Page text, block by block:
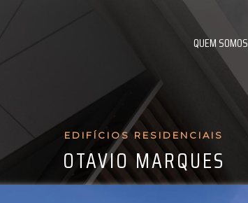
QUEM SOMOS
EDIFÍCIOS RESIDENCIAIS
OTAVIO MARQUES